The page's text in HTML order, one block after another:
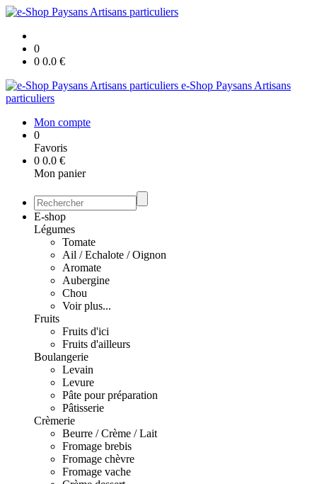
0
0 0.0 €
e-Shop Paysans Artisans
particuliers
Mon compte
0
Favoris
0 0.0 €
Mon panier
E-shop
Légumes
Tomate
Ail / Echalote / Oignon
Aromate
Aubergine
Chou
Voir plus...
Fruits
Fruits d'ici
Fruits d'ailleurs
Boulangerie
Levain
Levure
Pâte pour préparation
Pâtisserie
Crèmerie
Beurre / Crème / Lait
Fromage brebis
Fromage chèvre
Fromage vache